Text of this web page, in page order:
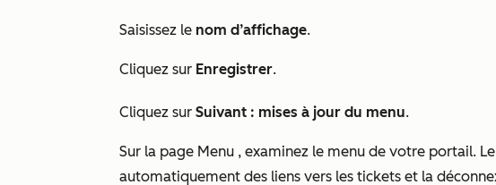
Saisissez le nom d’affichage.
Cliquez sur Enregistrer.
Cliquez sur Suivant : mises à jour du menu.
Sur la page Menu , examinez le menu de votre portail.
automatiquement des liens vers les tickets et la